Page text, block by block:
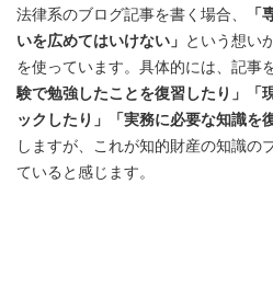
法律系のブログ記事を書く場合、
「
いを広めてはいけない」 という想い
を使っています。具体的には、記事
験で勉強したことを復習したり」「
ックしたり」「実務に必要な知識を
しますが、これが知的財産の知識の
ていると感じます。